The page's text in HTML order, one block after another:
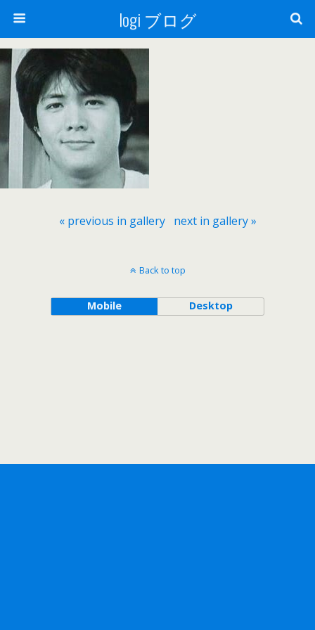
logi ブログ
« previous in gallery next in gallery »
Back to top
Mobile Desktop